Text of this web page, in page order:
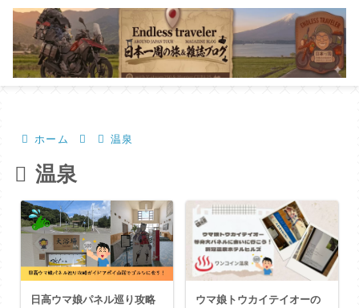
ホーム 温泉
温泉
日高ウマ娘パネル巡り攻略
ウマ娘トウカイテイオーの